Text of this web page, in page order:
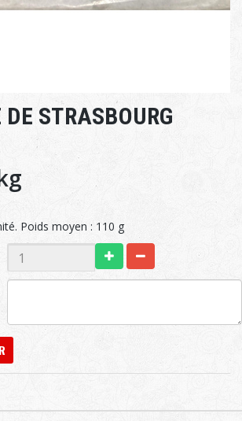
STRASBOURG
Poids moyen : 110 g